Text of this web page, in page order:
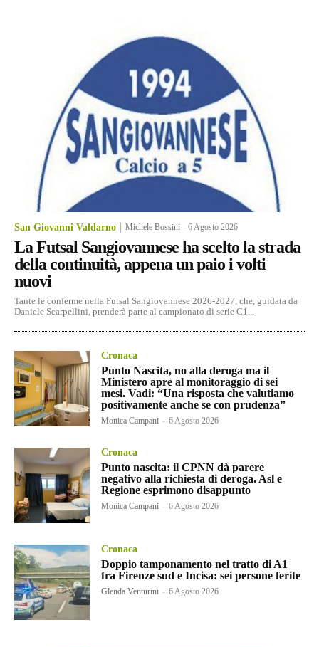
San Giovanni Valdarno Michele Bossini -6 Agosto 2026
La Futsal Sangiovannese ha scelto la strada
della continuità, appena un paio i volti
nuovi
Tante le conferme nella Futsal Sangiovannese 2026-2027, che, guidata da
Daniele Scarpellini, prenderà parte al campionato di serie C1...
Cronaca
Punto Nascita, no alla deroga ma il
Ministero apre al monitoraggio di sei
mesi. Vadi: “Una risposta che valutiamo
positivamente anche se con prudenza”
Monica Campani - 6 Agosto 2026
Cronaca
Punto nascita: il CPNN dà parere
negativo alla richiesta di deroga. Asl e
Regione esprimono disappunto
Monica Campani - 6 Agosto 2026
Cronaca
Doppio tamponamento nel tratto di A1
fra Firenze sud e Incisa: sei persone ferite
Glenda Venturini - 6 Agosto 2026